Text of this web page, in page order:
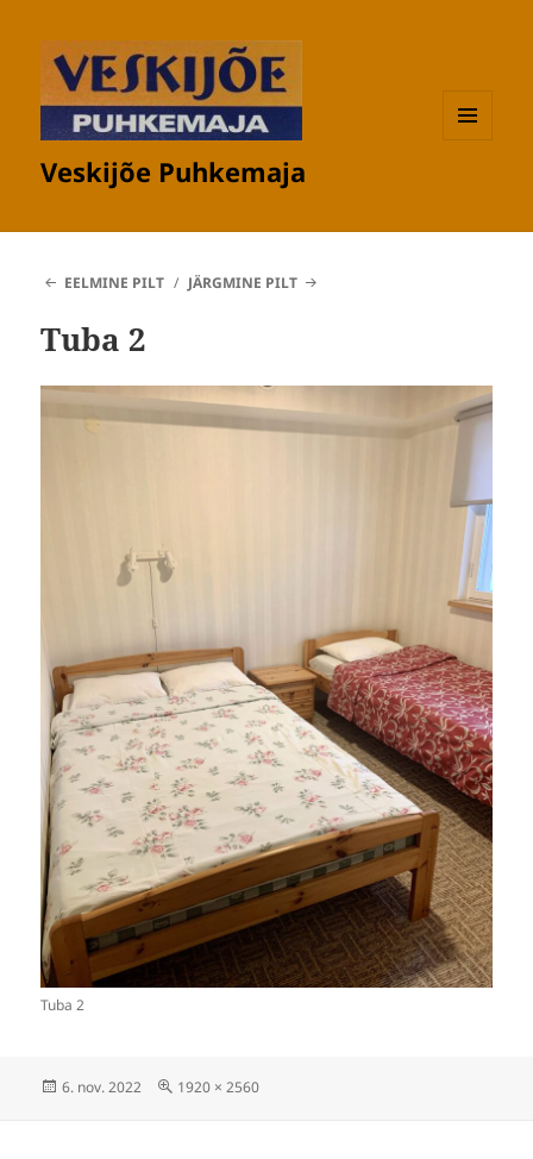
Veskijõe Puhkemaja
EELMINE PILT JÄRGMINE PILT
Tuba 2
Tuba 2
Postitatud
6. nov. 2022 Täissuuruses
1920 × 2560